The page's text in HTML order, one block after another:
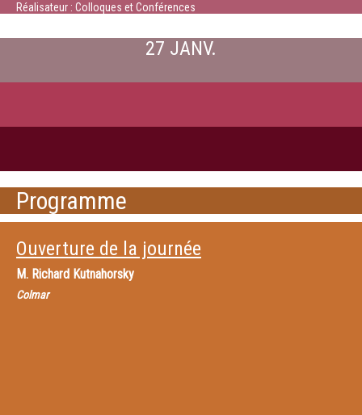
Réalisateur : Colloques et Conférences
27 JANV.
Programme
Ouverture de la journée
M. Richard Kutnahorsky
Colmar